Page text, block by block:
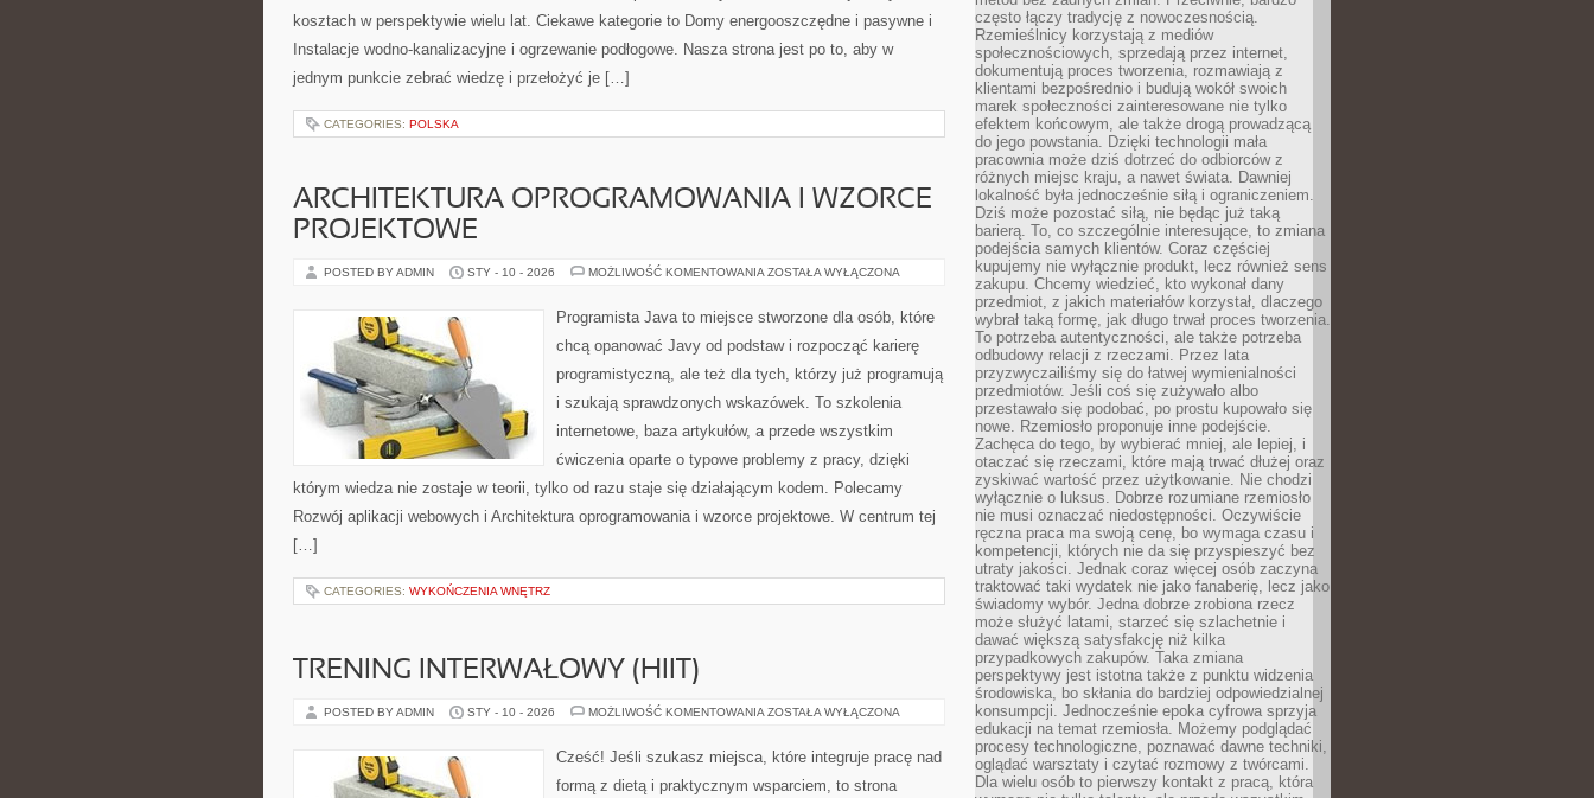
kosztach w perspektywie wielu lat. Ciekawe kategorie to Domy energooszczędne i pasywne i
Instalacje wodno-kanalizacyjne i ogrzewanie podłogowe. Nasza strona jest po to, aby w
jednym punkcie zebrać wiedzę i przełożyć je […]
CATEGORIES: POLSKA
ARCHITEKTURA OPROGRAMOWANIA I WZORCE
PROJEKTOWE
POSTED BY ADMIN STY - 10 - 2026 MOŻLIWOŚĆ KOMENTOWANIA ARCHITEKTURA
WZORCE
PROJEKTOWE
ZOSTAŁA WYŁĄCZONA
Programista Java to miejsce stworzone dla osób, które
chcą opanować Javy od podstaw i rozpocząć karierę
programistyczną, ale też dla tych, którzy już programują
i szukają sprawdzonych wskazówek. To szkolenia
internetowe, baza artykułów, a przede wszystkim
ćwiczenia oparte o typowe problemy z pracy, dzięki
którym wiedza nie zostaje w teorii, tylko od razu staje się działającym kodem. Polecamy
Rozwój aplikacji webowych i Architektura oprogramowania i wzorce projektowe. W centrum tej
[…]
CATEGORIES: WYKOŃCZENIA WNĘTRZ
TRENING INTERWAŁOWY (HIIT)
POSTED BY ADMIN STY - 10 - 2026 MOŻLIWOŚĆ KOMENTOWANIA TRENING
ZOSTAŁA WYŁĄCZONA
Cześć! Jeśli szukasz miejsca, które integruje pracę nad
formą z dietą i praktycznym wsparciem, to strona
często łączy tradycję z nowoczesnością.
Rzemieślnicy korzystają z mediów
społecznościowych, sprzedają przez internet,
dokumentują proces tworzenia, rozmawiają z
klientami bezpośrednio i budują wokół swoich
marek społeczności zainteresowane nie tylko
efektem końcowym, ale także drogą prowadzącą
do jego powstania. Dzięki technologii mała
pracownia może dziś dotrzeć do odbiorców z
różnych miejsc kraju, a nawet świata. Dawniej
lokalność była jednocześnie siłą i ograniczeniem.
Dziś może pozostać siłą, nie będąc już taką
barierą. To, co szczególnie interesujące, to zmiana
podejścia samych klientów. Coraz częściej
kupujemy nie wyłącznie produkt, lecz również sens
zakupu. Chcemy wiedzieć, kto wykonał dany
przedmiot, z jakich materiałów korzystał, dlaczego
wybrał taką formę, jak długo trwał proces tworzenia.
To potrzeba autentyczności, ale także potrzeba
odbudowy relacji z rzeczami. Przez lata
przyzwyczailiśmy się do łatwej wymienialności
przedmiotów. Jeśli coś się zużywało albo
przestawało się podobać, po prostu kupowało się
nowe. Rzemiosło proponuje inne podejście.
Zachęca do tego, by wybierać mniej, ale lepiej, i
otaczać się rzeczami, które mają trwać dłużej oraz
zyskiwać wartość przez użytkowanie. Nie chodzi
wyłącznie o luksus. Dobrze rozumiane rzemiosło
nie musi oznaczać niedostępności. Oczywiście
ręczna praca ma swoją cenę, bo wymaga czasu i
kompetencji, których nie da się przyspieszyć bez
utraty jakości. Jednak coraz więcej osób zaczyna
traktować taki wydatek nie jako fanaberię, lecz jako
świadomy wybór. Jedna dobrze zrobiona rzecz
może służyć latami, starzeć się szlachetnie i
dawać większą satysfakcję niż kilka
przypadkowych zakupów. Taka zmiana
perspektywy jest istotna także z punktu widzenia
środowiska, bo skłania do bardziej odpowiedzialnej
konsumpcji. Jednocześnie epoka cyfrowa sprzyja
edukacji na temat rzemiosła. Możemy podglądać
procesy technologiczne, poznawać dawne techniki,
oglądać warsztaty i czytać rozmowy z twórcami.
Dla wielu osób to pierwszy kontakt z pracą, która